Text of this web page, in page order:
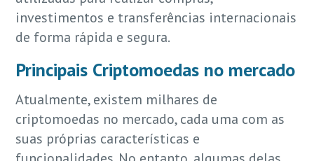
investimentos e transferências internacionais
de forma rápida e segura.
Principais Criptomoedas no mercado
Atualmente, existem milhares de
criptomoedas no mercado, cada uma com as
suas próprias características e